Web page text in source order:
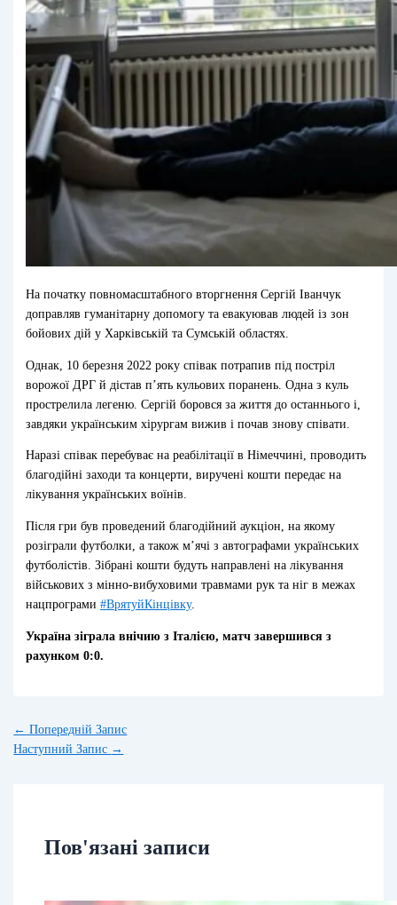
На початку повномасштабного вторгнення Сергій Іванчук
доправляв гуманітарну допомогу та евакуював людей із зон
бойових дій у Харківській та Сумській областях.
Однак, 10 березня 2022 року співак потрапив під постріл
ворожої ДРГ й дістав п’ять кульових поранень. Одна з куль
прострелила легеню. Сергій боровся за життя до останнього і,
завдяки українським хірургам вижив і почав знову співати.
Наразі співак перебуває на реабілітації в Німеччині, проводить
благодійні заходи та концерти, виручені кошти передає на
лікування українських воїнів.
Після гри був проведений благодійний аукціон, на якому
розіграли футболки, а також м’ячі з автографами українських
футболістів. Зібрані кошти будуть направлені на лікування
військових з мінно-вибуховими травмами рук та ніг в межах
нацпрограми#ВрятуйКінцівку.
Україна зіграла внічию з Італією, матч завершився з
рахунком 0:0.
← Попередній Запис
Наступний Запис →
Пов'язані записи